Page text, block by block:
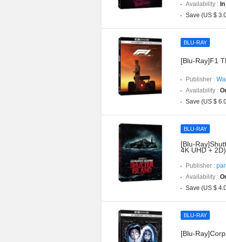
Availability :
Save (US $
BLU-RAY
[Blu-Ray]F1
Publisher :
Availability :
Save (US $
BLU-RAY
[Blu-
4K UHD +
Publisher :
Availability :
Save (US $
BLU-RAY
[Blu-